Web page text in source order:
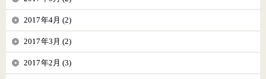
2017年4月 (2)
2017年3月 (2)
2017年2月 (3)